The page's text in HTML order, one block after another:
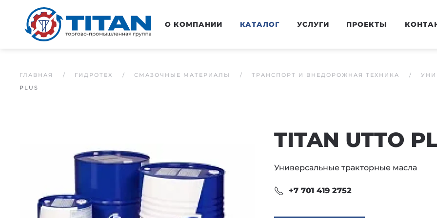
Перейти к основному содержанию О КОМПАНИИ КАТАЛОГ УСЛУГИ ПРОЕКТЫ
ГЛАВНАЯ ГИДРОТЕХ СМАЗОЧНЫЕ МАТЕРИАЛЫ ТРАНСПОРТ И ВНЕДОРОЖНАЯ ТЕХНИКА
PLUS
TITAN UTTO
Универсальные тракторные масла
+7 701 419 2752